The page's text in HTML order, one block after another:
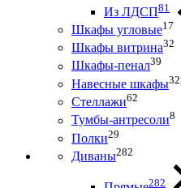
Из ЛДСП81
Шкафы угловые17
Шкафы витрина32
Шкафы-пенал39
Навесные шкафы32
Стеллажи62
Тумбы-антресоли8
Полки29
Диваны282
282